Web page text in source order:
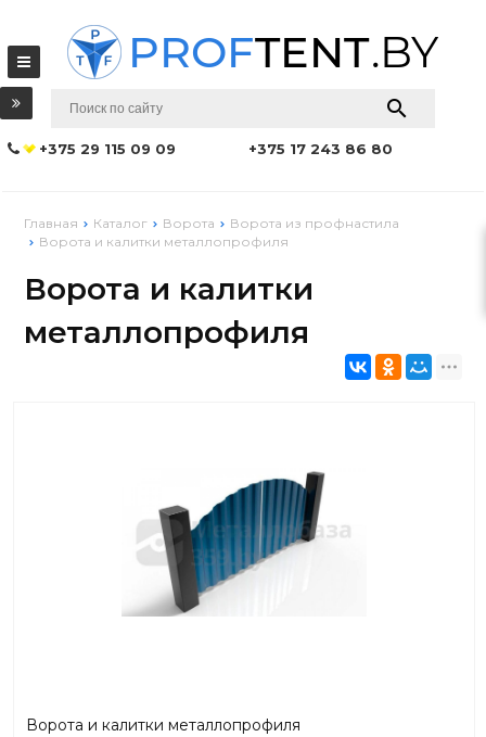
+375 29 115 09 09 +375 17 243 86 80
Главная Каталог Ворота
Ворота из профнастила
Ворота и калитки металлопрофиля
Ворота и калитки
металлопрофиля
Ворота и калитки металлопрофиля